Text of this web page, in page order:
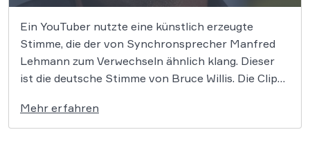
Ein YouTuber nutzte eine künstlich erzeugte
Stimme, die der von Synchronsprecher Manfred
Lehmann zum Verwechseln ähnlich klang. Dieser
ist die deutsche Stimme von Bruce Willis. Die Clips
schaffen und Werbung für einen Online-Shop
machen. Das LG Berlin II entschied nun, dass die
Mehr erfahren